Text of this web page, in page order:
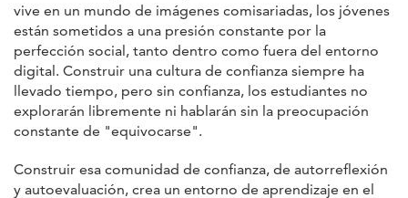
vive en un mundo de imágenes comisariadas, los jóvenes
están sometidos a una presión constante por la
perfección social, tanto dentro como fuera del entorno
digital. Construir una cultura de confianza siempre ha
llevado tiempo, pero sin confianza, los estudiantes no
explorarán libremente ni hablarán sin la preocupación
constante de "equivocarse".
Construir esa comunidad de confianza, de autorreflexión
y autoevaluación, crea un entorno de aprendizaje en el